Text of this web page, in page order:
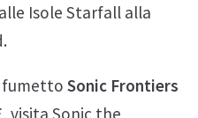
Isole Starfall alla
fumetto Sonic Frontiers
, visita Sonic the